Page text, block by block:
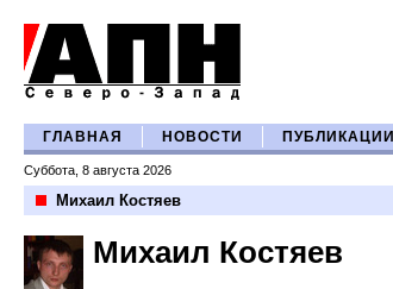
ГЛАВНАЯ НОВОСТИ ПУБЛИКАЦИИ
Суббота, 8 августа 2026
Михаил Костяев
Михаил Костяев